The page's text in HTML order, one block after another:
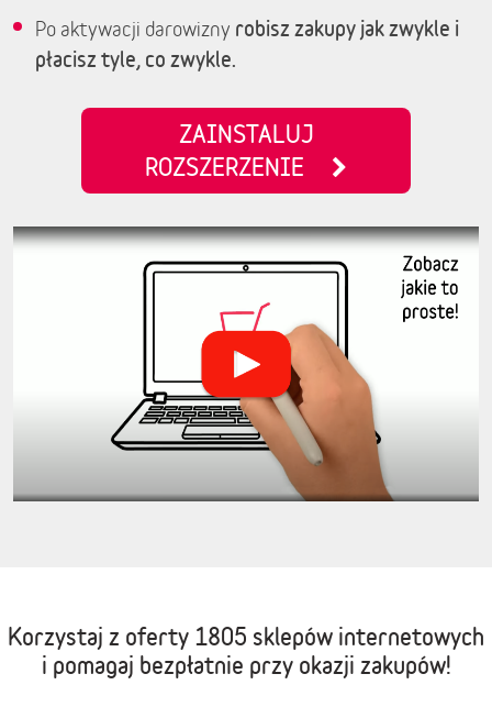
Po aktywacji darowizny robisz zakupy jak zwykle i
płacisz tyle, co zwykle.
ZAINSTALUJ
ROZSZERZENIE
Korzystaj z oferty 1805 sklepów internetowych
i pomagaj bezpłatnie przy okazji zakupów!